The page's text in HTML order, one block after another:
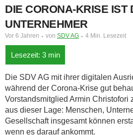
DIE CORONA-KRISE IST
UNTERNEHMER
Vor 6 Jahren von SDV AG 4 Min. Lesezeit
Die SDV AG mit ihrer digitalen
während der Corona-Krise gut
Vorstandsmitglied Armin Christofori
aus dieser Lage: Menschen,
Gesellschaft insgesamt können
wenn es darauf ankommt.